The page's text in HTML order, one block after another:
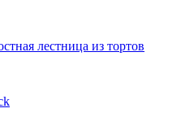
лестница из тортов